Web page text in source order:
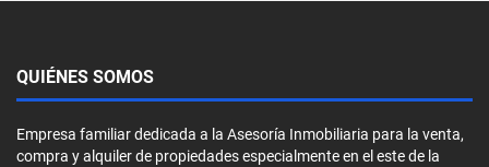
QUIÉNES SOMOS
Empresa familiar dedicada a la Asesoría Inmobiliaria para la venta,
compra y alquiler de propiedades especialmente en el este de la